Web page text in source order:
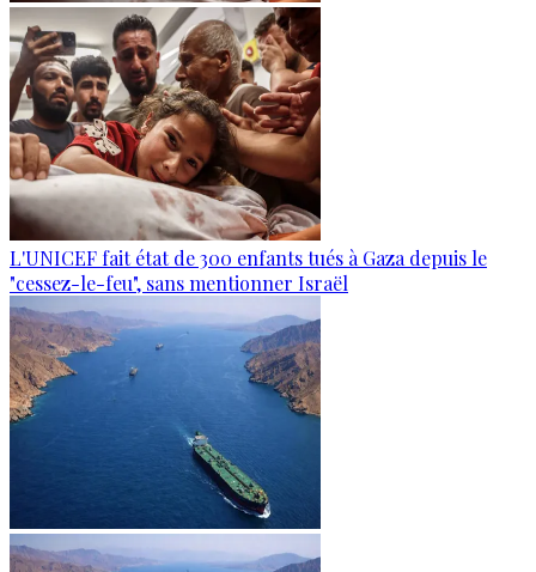
L'UNICEF fait état de 300 enfants tués à Gaza depuis le
"cessez-le-feu", sans mentionner Israël